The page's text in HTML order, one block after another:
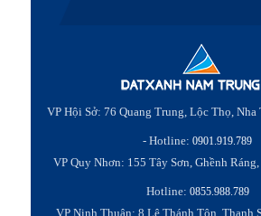
VP Hội Sở: 76 Quang Trung, Lộc Thọ, Nha
- Hotline:0901.919.789
VP Quy Nhơn: 155 Tây Sơn, Ghềnh
Hotline: 0855.988.789
VP Ninh Thuận: 8 Lê Thánh Tôn, Thanh